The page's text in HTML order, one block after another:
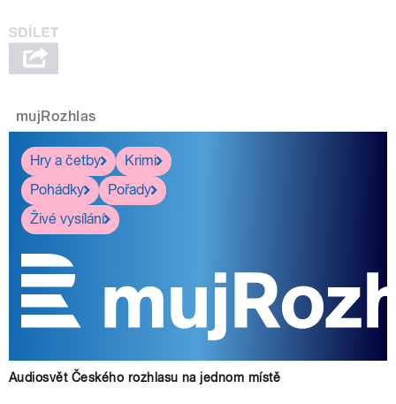
mujRozhlas
Hry a četby
Krimi
Pohádky
Pořady
Živé vysílání
Audiosvět Českého rozhlasu na jednom místě